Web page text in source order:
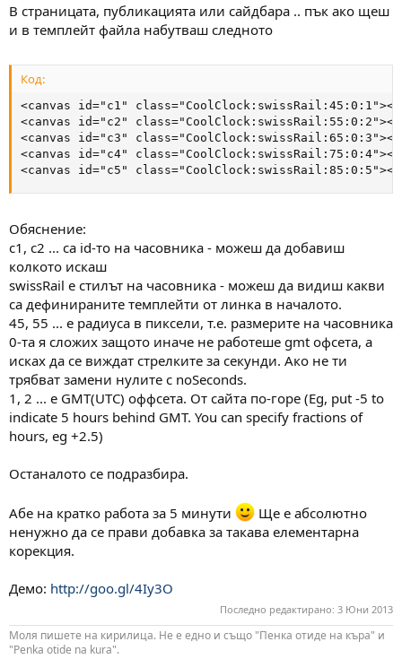
В страницата, публикацията или сайдбара .. пък ако щеш
и в темплейт файла набутваш следното
Код:
<canvas id="c1" class="CoolClock:swissRail:45:0:1"></
<canvas id="c2" class="CoolClock:swissRail:55:0:2"></
<canvas id="c3" class="CoolClock:swissRail:65:0:3"></
<canvas id="c4" class="CoolClock:swissRail:75:0:4"></
<canvas id="c5" class="CoolClock:swissRail:85:0:5"></
Обяснение:
c1, c2 ... са id-то на часовника - можеш да добавиш
колкото искаш
swissRail е стилът на часовника - можеш да видиш какви
са дефинираните темплейти от линка в началото.
45, 55 ... е радиуса в пиксели, т.е. размерите на часовника
0-та я сложих защото иначе не работеше gmt офсета, а
исках да се виждат стрелките за секунди. Ако не ти
трябват замени нулите с noSeconds.
1, 2 ... е GMT(UTC) оффсета. От сайта по-горе (Eg, put -5 to
indicate 5 hours behind GMT. You can specify fractions of
hours, eg +2.5)
Останалото се подразбира.
Абе на кратко работа за 5 минути
Ще е абсолютно
ненужно да се прави добавка за такава елементарна
корекция.
Демо: http://goo.gl/4Iy3O
Последно редактирано: 3 Юни 2013
Моля пишете на кирилица. Не е едно и също "Пенка отиде на къра" и
"Penka otide na kura".